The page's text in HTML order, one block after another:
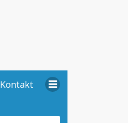
Kontakt